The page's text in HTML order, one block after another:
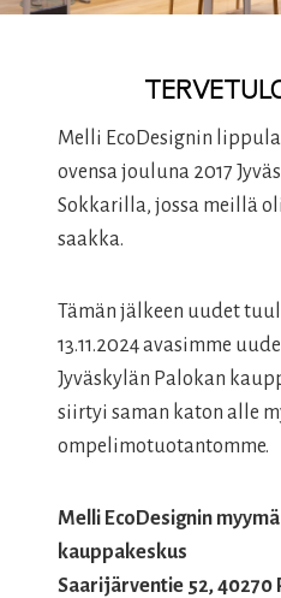
Melli EcoDesignin
ovensa jouluna 2017
Sokkarilla, jossa meillä
saakka.
Tämän jälkeen uudet
13.11.2024 avasimme
Jyväskylän Palokan
siirtyi saman katon alle
ompelimotuotantomme.
Melli EcoDesignin
kauppakeskus
Saarijärventie 52, 40270